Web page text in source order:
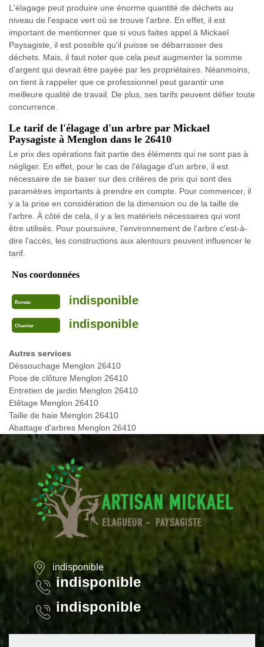
L'élagage peut produire une énorme quantité de déchets au
niveau de l'espace vert où se trouve l'arbre. En effet, il est
important de mentionner que si vous faites appel à Mickael
Paysagiste, il est possible qu'il puisse se débarrasser des
déchets. Mais, il faut noter que cela peut augmenter la somme
d'argent qui devrait être payée par les propriétaires. Néanmoins,
on tient à rappeler que ce professionnel peut garantir une
meilleure qualité de travail. De plus, ses tarifs peuvent défier toute
concurrence.
Le tarif de l'élagage d'un arbre par Mickael
Paysagiste à Menglon dans le 26410
Le prix des opérations fait partie des éléments qui ne sont pas à
négliger. En effet, pour le cas de l'élagage d'un arbre, il est
nécessaire de se baser sur des critères de prix qui sont des
paramètres importants à prendre en compte. Pour commencer, il
y a la prise en considération de la dimension ou de la taille de
l'arbre. À côté de cela, il y a les matériels nécessaires qui vont
être utilisés. Pour poursuivre, l'environnement de l'arbre c'est-à-
dire l'accès, les constructions aux alentours peuvent influencer le
tarif.
Nos coordonnées
Bureau indisponible
Chantier indisponible
Autres services
Déssouchage Menglon 26410
Pose de clôture Menglon 26410
Entretien de jardin Menglon 26410
Etêtage Menglon 26410
Taille de haie Menglon 26410
Abattage d'arbres Menglon 26410
indisponible
indisponible
indisponible